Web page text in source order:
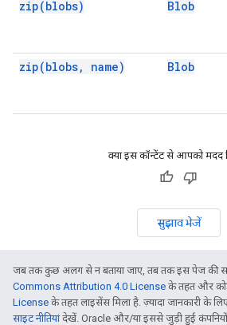
zip(blobs) Blob
zip(blobs, name) Blob
क्या इस कॉन्टेंट से आपको मदद
सुझाव भेजें
जब तक कुछ अलग से न बताया जाए, तब तक इस पेज की
Commons Attribution 4.0 License के तहत और
License के तहत लाइसेंस मिला है. ज़्यादा जानकारी के
साइट नीतियांदेखें. Oracle और/या इससे जुड़ी हुई कंपनियों